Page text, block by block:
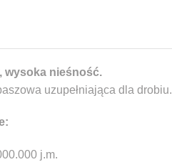
wysoka nieśność.
uzupełniająca dla drobiu.
j.m.